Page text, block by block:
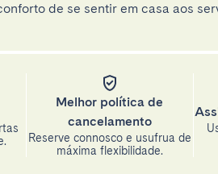
de se sentir em casa aos
Melhor política de
cancelamento
Reserve connosco e usufrua de
máxima flexibilidade.